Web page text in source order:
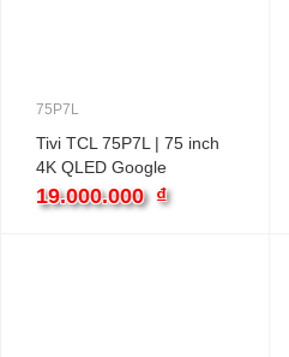
75P7L
Tivi TCL 75P7L | 75 inch
4K QLED Google
19.000.000 ₫